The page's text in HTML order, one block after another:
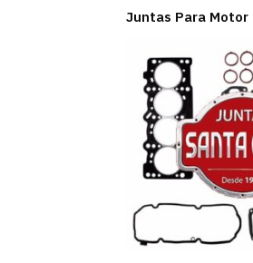
Juntas Para Motor